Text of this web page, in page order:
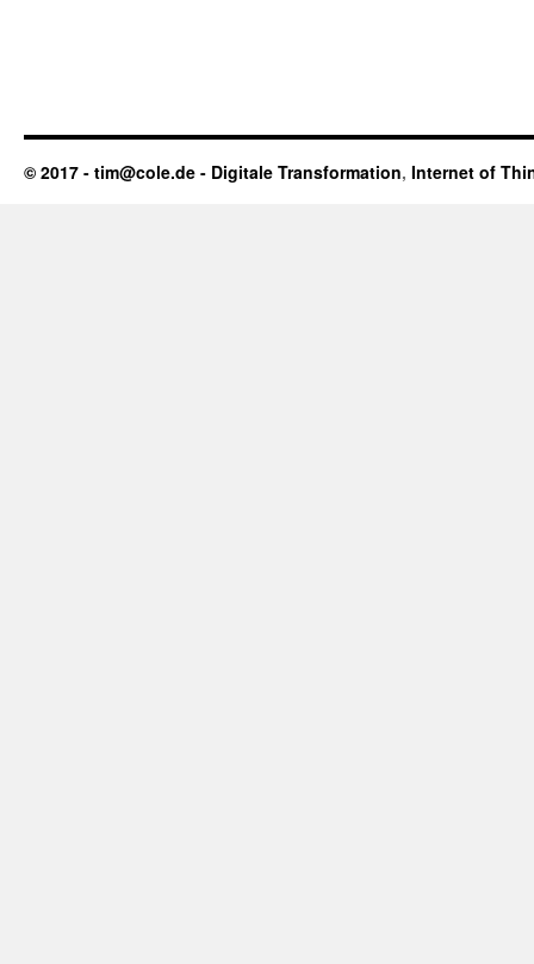
© 2017 - tim@cole.de - Digitale Transformation, Internet of